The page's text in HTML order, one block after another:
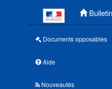
Documents opposables
Aide
Nouveautés